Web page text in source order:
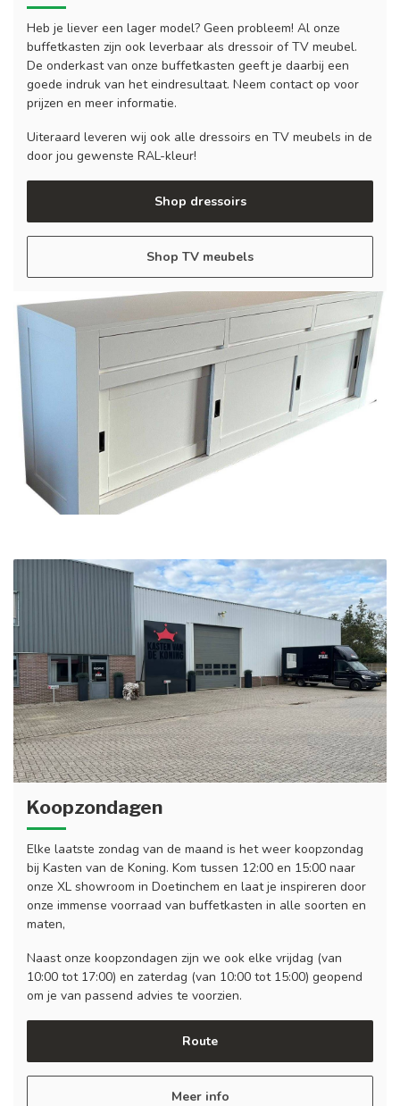
Heb je liever een lager model? Geen probleem! Al onze
buffetkasten zijn ook leverbaar als dressoir of TV meubel.
De onderkast van onze buffetkasten geeft je daarbij een
goede indruk van het eindresultaat. Neem contact op voor
prijzen en meer informatie.
Uiteraard leveren wij ook alle dressoirs en TV meubels in de
door jou gewenste RAL-kleur!
Shop dressoirs
Shop TV meubels
Koopzondagen
Elke laatste zondag van de maand is het weer koopzondag
bij Kasten van de Koning. Kom tussen 12:00 en 15:00 naar
onze XL showroom in Doetinchem en laat je inspireren door
onze immense voorraad van buffetkasten in alle soorten en
maten,
Naast onze koopzondagen zijn we ook elke vrijdag (van
10:00 tot 17:00) en zaterdag (van 10:00 tot 15:00) geopend
om je van passend advies te voorzien.
Route
Meer info